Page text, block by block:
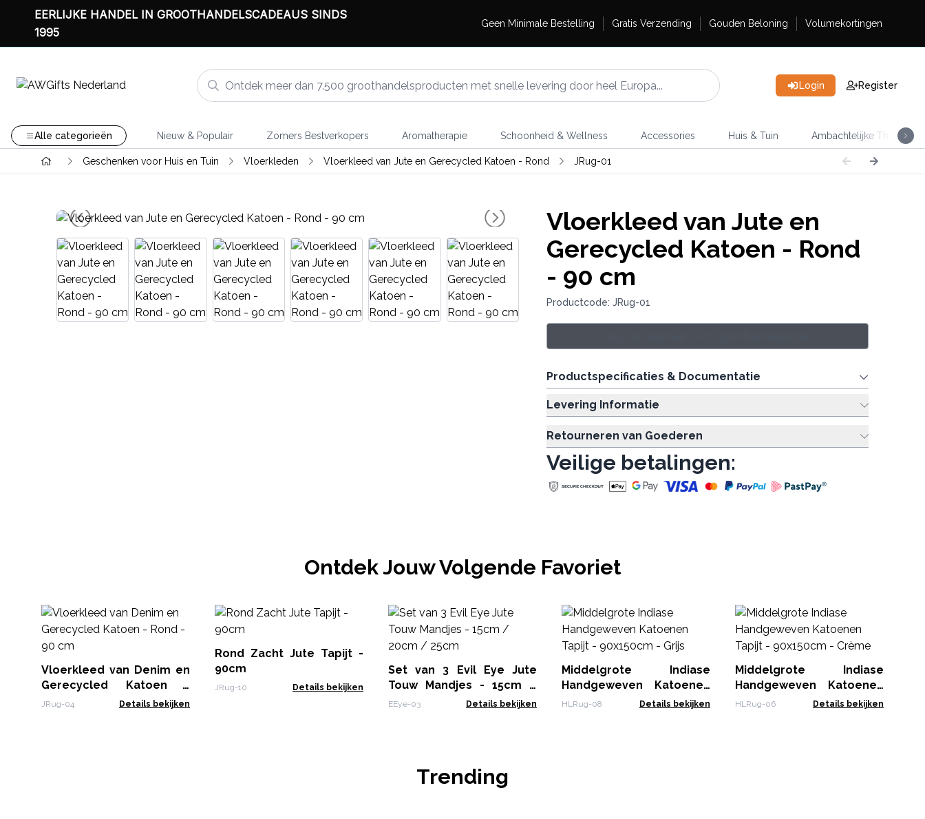
EERLIJKE HANDEL IN GROOTHANDELSCADEAUS SINDS
1995
Geen Minimale Bestelling Gratis Verzending Gouden Beloning Volumekortingen
Login Register
Alle categorieën Nieuw & Populair Zomers Bestverkopers Aromatherapie Schoonheid & Wellness Accessories Huis & Tuin Ambachtelijke Thee
Geschenken voor Huis en Tuin Vloerkleden Vloerkleed van Jute en Gerecycled Katoen - Rond JRug-01
Vloerkleed van Jute en
Gerecycled Katoen - Rond
- 90 cm
Productcode: JRug-01
Productspecificaties & Documentatie
Levering Informatie
Retourneren van Goederen
Veilige betalingen:
Ontdek Jouw Volgende Favoriet
Vloerkleed van Denim en
Gerecycled Katoen -
Rond - 90 cm
JRug-04 Details bekijken
Rond Zacht Jute Tapijt -
90cm
JRug-10 Details bekijken
Set van 3 Evil Eye Jute
Touw Mandjes - 15cm /
20cm / 25cm
EEye-03 Details bekijken
Middelgrote Indiase
Handgeweven Katoenen
Tapijt - 90x150cm - Grijs
HLRug-08 Details bekijken
Middelgrote Indiase
Handgeweven Katoenen
Tapijt - 90x150cm - Crème
HLRug-06 Details bekijken
Trending